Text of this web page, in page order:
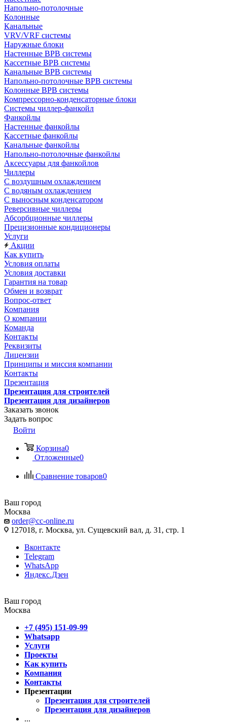
Напольно-потолочные
Колонные
Канальные
VRV/VRF системы
Наружные блоки
Настенные ВРВ системы
Кассетные ВРВ системы
Канальные ВРВ системы
Напольно-потолочные ВРВ системы
Колонные ВРВ системы
Компрессорно-конденсаторные блоки
Системы чиллер-фанкойл
Фанкойлы
Настенные фанкойлы
Кассетные фанкойлы
Канальные фанкойлы
Напольно-потолочные фанкойлы
Аксессуары для фанкойлов
Чиллеры
С воздушным охлаждением
С водяным охлаждением
С выносным конденсатором
Реверсивные чиллеры
Абсорбционные чиллеры
Прецизионные кондиционеры
Услуги
Акции
Как купить
Условия оплаты
Условия доставки
Гарантия на товар
Обмен и возврат
Вопрос-ответ
Компания
О компании
Команда
Контакты
Реквизиты
Лицензии
Принципы и миссия компании
Контакты
Презентация
Презентация для строителей
Презентация для дизайнеров
Заказать звонок
Задать вопрос
Войти
Корзина0
Отложенные0
Сравнение товаров0
Ваш город
Москва
order@cc-online.ru
127018, г. Москва, ул. Сущевский вал, д. 31, стр. 1
Вконтакте
Telegram
WhatsApp
Яндекс.Дзен
Ваш город
Москва
+7 (495) 151-09-99
Whatsapp
Услуги
Проекты
Как купить
Компания
Контакты
Презентации
Презентация для строителей
Презентация для дизайнеров
...